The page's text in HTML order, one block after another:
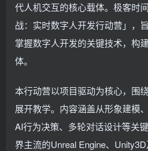
代人机交互的核心载体。极客时
战：实时数字人开发行动营」，
掌握数字人开发的关键技术，构
体。
本行动营以项目驱动为核心，围
展开教学。内容涵盖从形象建模
AI行为决策、多轮对话设计等关
界主流的Unreal Engine、